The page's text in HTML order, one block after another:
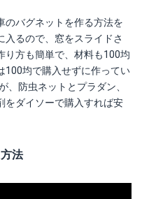
のバグネットを作る方法を
るので、窓をスライドさ
り方も簡単で、材料も100均
100均で購入せずに作ってい
、防虫ネットとプラダン、
をダイソーで購入すれば安
法